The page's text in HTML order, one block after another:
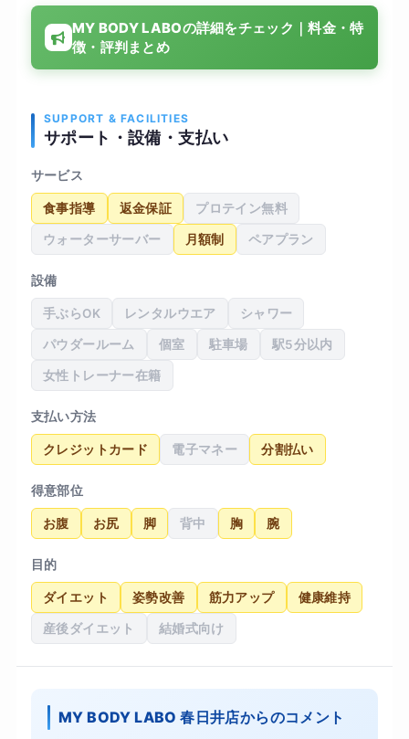
常生活でも意識が変わったと感じています。結果
として体重も少しずつ減り、体力もついてきた実
感があります。設備も清潔で通いやすい環境でし
たが、料金はやや高めに感じたため、長期的に続
MY BODY LABOの詳細をチェック｜料金・特
徴・評判まとめ
SUPPORT & FACILITIES
サポート・設備・支払い
サービス
食事指導 返金保証 プロテイン無料
ウォーターサーバー 月額制 ペアプラン
設備
手ぶらOK レンタルウエア シャワー
パウダールーム 個室 駐車場 駅5分以内
女性トレーナー在籍
支払い方法
クレジットカード 電子マネー 分割払い
得意部位
お腹 お尻 脚 背中 胸 腕
目的
ダイエット 姿勢改善 筋力アップ 健康維持
産後ダイエット 結婚式向け
MY BODY LABO 春日井店からのコメント